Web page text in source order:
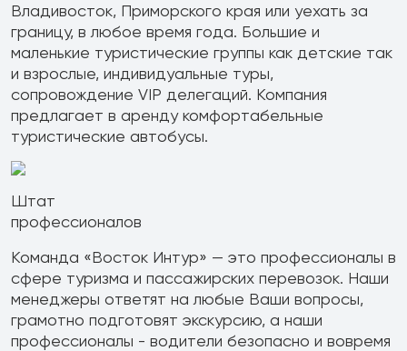
Владивосток, Приморского края или уехать за
границу, в любое время года. Большие и
маленькие туристические группы как детские так
и взрослые, индивидуальные туры,
сопровождение VIP делегаций. Компания
предлагает в аренду комфортабельные
туристические автобусы.
Штат
профессионалов
Команда «Восток Интур» — это профессионалы в
сфере туризма и пассажирских перевозок. Наши
менеджеры ответят на любые Ваши вопросы,
грамотно подготовят экскурсию, а наши
профессионалы - водители безопасно и вовремя